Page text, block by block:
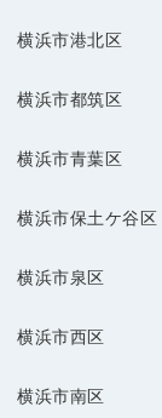
横浜市港北区
横浜市都筑区
横浜市青葉区
横浜市保土ケ谷区
横浜市泉区
横浜市西区
横浜市南区